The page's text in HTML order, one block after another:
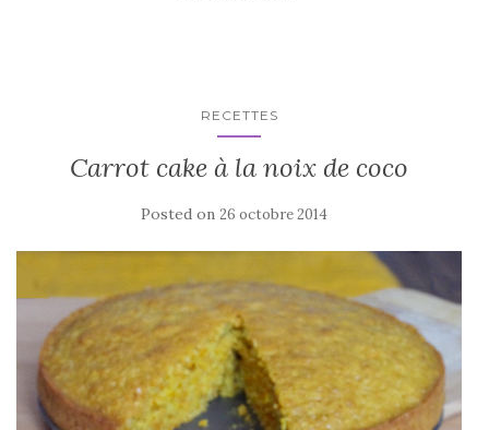
RECETTES
Carrot cake à la noix de coco
Posted on 26 octobre 2014